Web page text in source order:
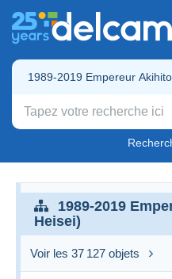
1989-2019 Empereur
1989-2019
Heisei)
Voir les 37 127 objets